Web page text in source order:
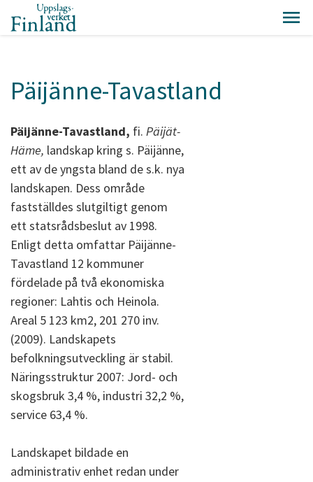
Päijänne-Tavastland
Päijänne-Tavastland, fi. Päijät-
Häme, landskap kring s. Päijänne,
ett av de yngsta bland de s.k. nya
landskapen. Dess område
fastställdes slutgiltigt genom
ett statsrådsbeslut av 1998.
Enligt detta omfattar Päijänne-
Tavastland 12 kommuner
fördelade på två ekonomiska
regioner: Lahtis och Heinola.
Areal 5 123 km2, 201 270 inv.
(2009). Landskapets
befolkningsutveckling är stabil.
Näringsstruktur 2007: Jord- och
skogsbruk 3,4 %, industri 32,2 %,
service 63,4 %.
Landskapet bildade en
administrativ enhet redan under